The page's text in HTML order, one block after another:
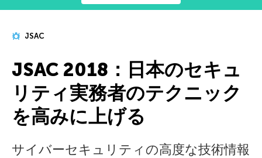
JSAC
JSAC 2018：日本のセキュ
リティ実務者のテクニック
を高みに上げる
サイバーセキュリティの高度な技術情報